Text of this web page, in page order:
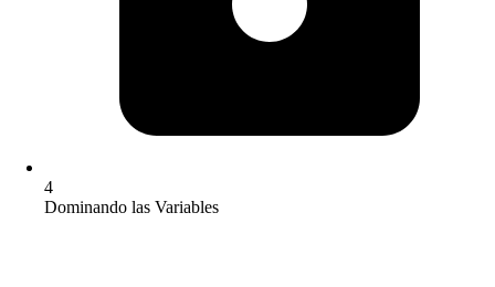
4
Dominando las Variables